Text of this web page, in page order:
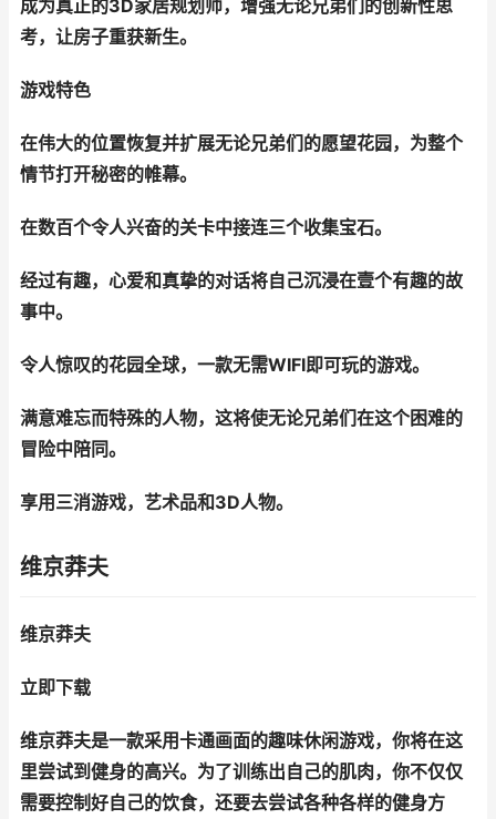
成为真正的3D家居规划师，增强无论兄弟们的创新性思
考，让房子重获新生。
游戏特色
在伟大的位置恢复并扩展无论兄弟们的愿望花园，为整个
情节打开秘密的帷幕。
在数百个令人兴奋的关卡中接连三个收集宝石。
经过有趣，心爱和真挚的对话将自己沉浸在壹个有趣的故
事中。
令人惊叹的花园全球，一款无需WIFI即可玩的游戏。
满意难忘而特殊的人物，这将使无论兄弟们在这个困难的
冒险中陪同。
享用三消游戏，艺术品和3D人物。
维京莽夫
维京莽夫
立即下载
维京莽夫是一款采用卡通画面的趣味休闲游戏，你将在这
里尝试到健身的高兴。为了训练出自己的肌肉，你不仅仅
需要控制好自己的饮食，还要去尝试各种各样的健身方